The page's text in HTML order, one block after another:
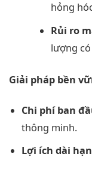
hỏng
Rủi ro
lượng
Giải pháp bền
Chi phí ban
thông minh.
Lợi ích dài